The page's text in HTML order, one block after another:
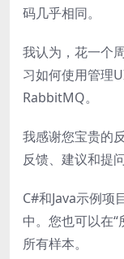
码几乎相同。
我认为，花一个
习如何使用管理
RabbitMQ。
我感谢您宝贵的
反馈、建议和提问
C#和Java示例项
中。您也可以在
所有样本。